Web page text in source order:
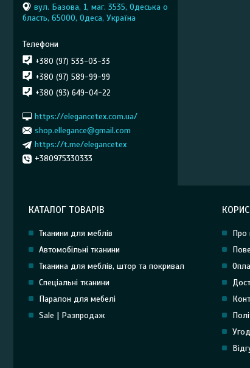
вул. Базова, 1, маг. 3535, Одеська о
бласть, 65000, Одеса, Україна
+380 (97) 533-03-33
+380 (97) 589-99-99
+380 (93) 649-04-22
https://elegancetex.com.ua/
shop.ellegance@gmail.com
https://t.me/elegancetex
+380975330333
КАТАЛОГ ТОВАРІВ
Тканини для меблів
Автомобільні тканини
Тканина для меблів, штор та покривал
Спеціальні тканини
Паралон для мебелі
Sale | Разпродаж
Про